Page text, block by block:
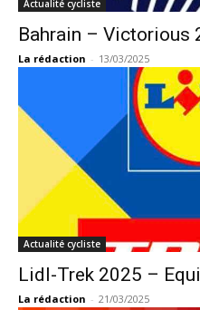
Actualité cycliste
Bahrain – Victorious
La rédaction - 13/03/2025
Actualité cycliste
Lidl-Trek 2025 –
La rédaction - 21/03/2025